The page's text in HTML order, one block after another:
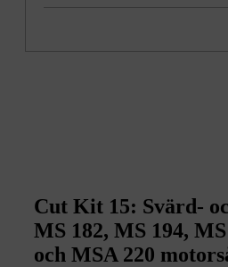
Cut Kit 15: Svärd-
MS 182, MS 194,
och MSA 220